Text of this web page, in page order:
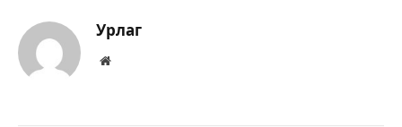
Урлаг
Вэбсайт